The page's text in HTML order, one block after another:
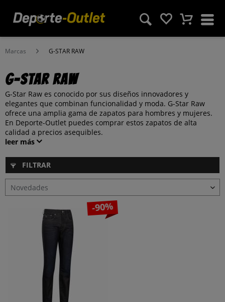
Marcas G-STAR RAW
G-STAR RAW
G-Star Raw es conocido por sus diseños innovadores y
elegantes que combinan funcionalidad y moda. G-Star Raw
ofrece una amplia gama de zapatos para hombres y mujeres.
En Deporte-Outlet puedes comprar estos zapatos de alta
calidad a precios asequibles.
leer más
FILTRAR
-90%